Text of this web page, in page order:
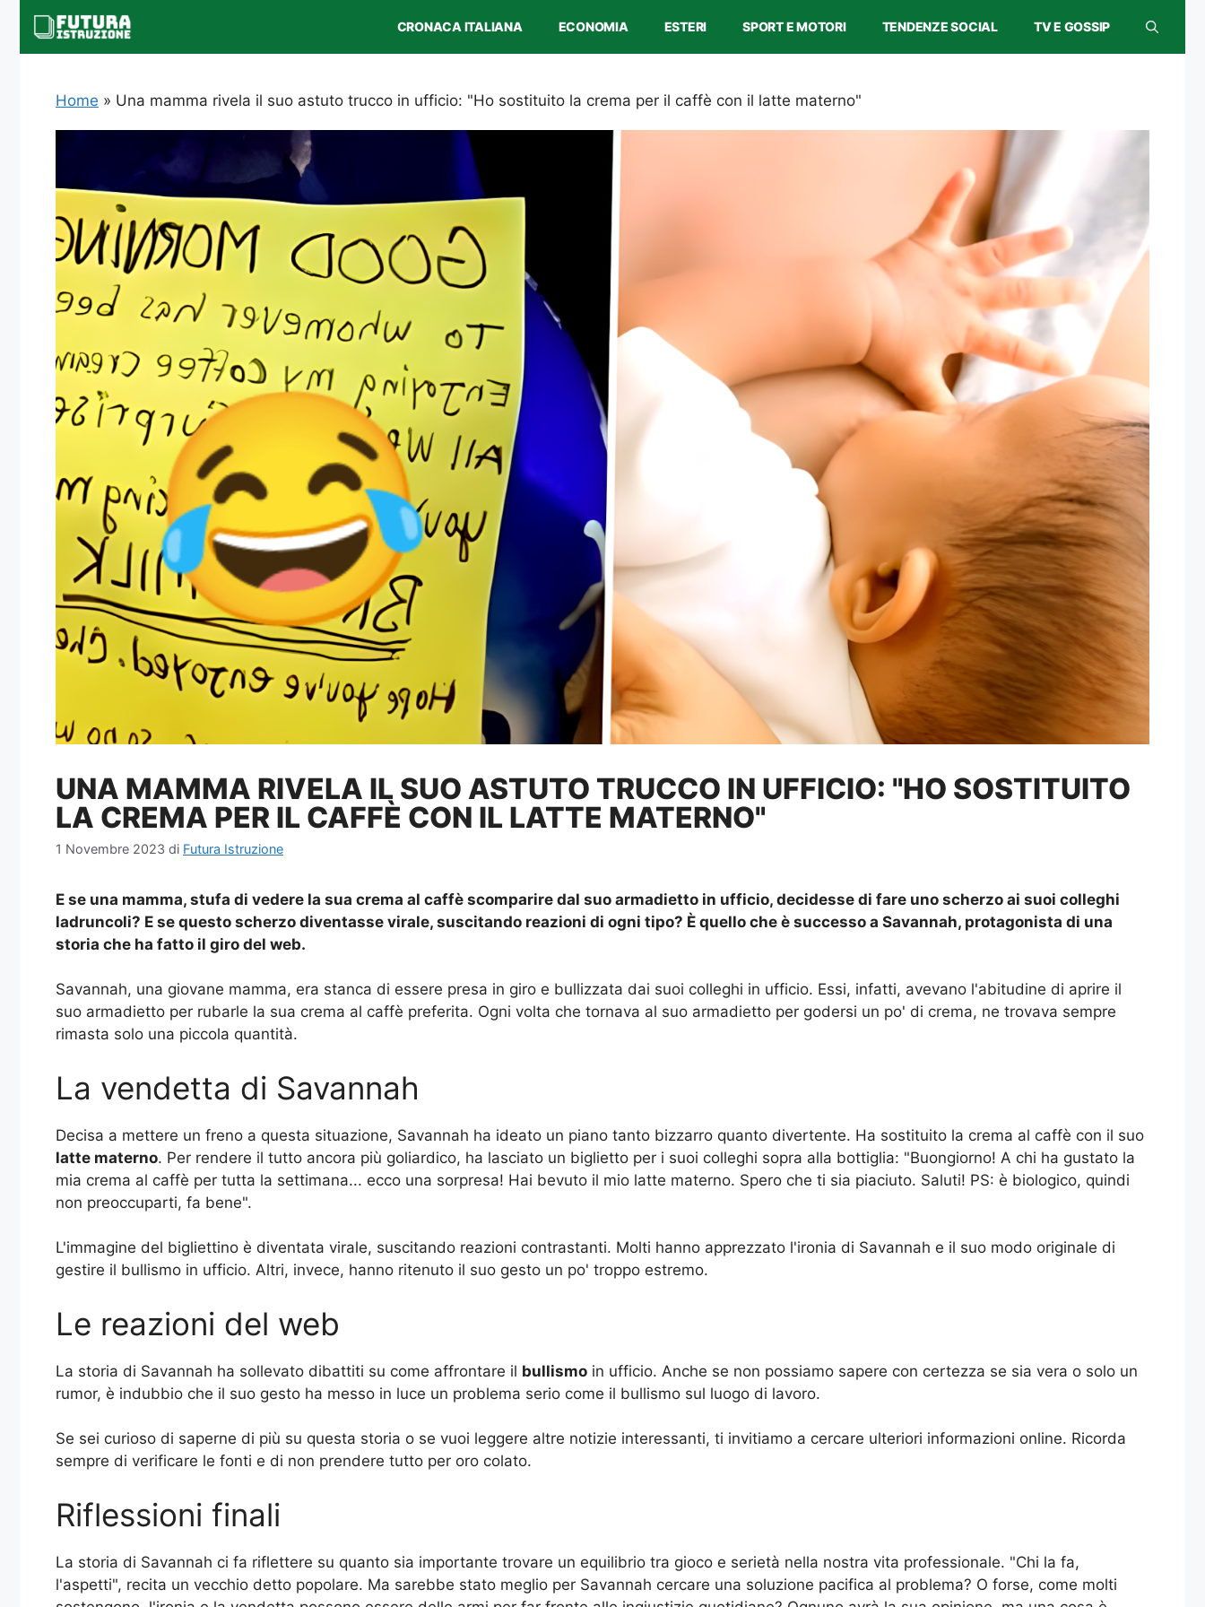
contenuto
CRONACA ITALIANA ECONOMIA ESTERI SPORT E MOTORI TENDENZE SOCIAL TV E GOSSIP
Home » Una mamma rivela il suo astuto trucco in ufficio: "Ho sostituito la crema per il caffè con il latte materno"
UNA MAMMA RIVELA IL SUO ASTUTO TRUCCO IN UFFICIO: "HO SOSTITUITO
LA CREMA PER IL CAFFÈ CON IL LATTE MATERNO"
1 Novembre 2023 di Futura Istruzione
E se una mamma, stufa di vedere la sua crema al caffè scomparire dal suo armadietto in ufficio, decidesse di fare uno scherzo ai suoi colleghi
ladruncoli? E se questo scherzo diventasse virale, suscitando reazioni di ogni tipo? È quello che è successo a Savannah, protagonista di una
storia che ha fatto il giro del web.
Savannah, una giovane mamma, era stanca di essere presa in giro e bullizzata dai suoi colleghi in ufficio. Essi, infatti, avevano l'abitudine di aprire il
suo armadietto per rubarle la sua crema al caffè preferita. Ogni volta che tornava al suo armadietto per godersi un po' di crema, ne trovava sempre
rimasta solo una piccola quantità.
La vendetta di Savannah
Decisa a mettere un freno a questa situazione, Savannah ha ideato un piano tanto bizzarro quanto divertente. Ha sostituito la crema al caffè con il suo
latte materno. Per rendere il tutto ancora più goliardico, ha lasciato un biglietto per i suoi colleghi sopra alla bottiglia: "Buongiorno! A chi ha gustato la
mia crema al caffè per tutta la settimana... ecco una sorpresa! Hai bevuto il mio latte materno. Spero che ti sia piaciuto. Saluti! PS: è biologico, quindi
non preoccuparti, fa bene".
L'immagine del bigliettino è diventata virale, suscitando reazioni contrastanti. Molti hanno apprezzato l'ironia di Savannah e il suo modo originale di
gestire il bullismo in ufficio. Altri, invece, hanno ritenuto il suo gesto un po' troppo estremo.
Le reazioni del web
La storia di Savannah ha sollevato dibattiti su come affrontare il bullismo in ufficio. Anche se non possiamo sapere con certezza se sia vera o solo un
rumor, è indubbio che il suo gesto ha messo in luce un problema serio come il bullismo sul luogo di lavoro.
Se sei curioso di saperne di più su questa storia o se vuoi leggere altre notizie interessanti, ti invitiamo a cercare ulteriori informazioni online. Ricorda
sempre di verificare le fonti e di non prendere tutto per oro colato.
Riflessioni finali
La storia di Savannah ci fa riflettere su quanto sia importante trovare un equilibrio tra gioco e serietà nella nostra vita professionale. "Chi la fa,
l'aspetti", recita un vecchio detto popolare. Ma sarebbe stato meglio per Savannah cercare una soluzione pacifica al problema? O forse, come molti